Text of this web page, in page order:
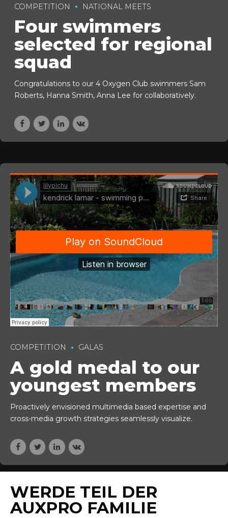
COMPETITION NATIONAL MEETS
Four swimmers
selected for regional
squad
Congratulations to our 4 Oxygen Club swimmers Sam
Roberts, Hanna Smith, Anna Lee for collaboratively.
COMPETITION GALAS
A gold medal to our
youngest members
Proactively envisioned multimedia based expertise and
cross-media growth strategies seamlessly visualize.
WERDE TEIL DER
AUXPRO FAMILIE